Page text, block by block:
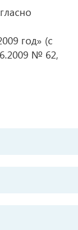
год» (с
№ 62,